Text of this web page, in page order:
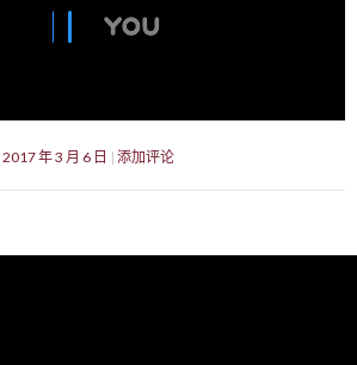
2017 年 3 月 6 日 添加评论